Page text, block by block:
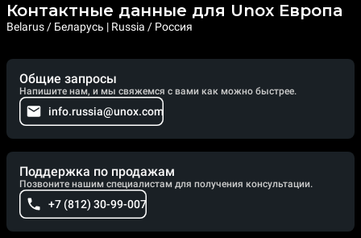
Контактные данные для Unox Европа
Belarus / Беларусь | Russia / Россия
Общие запросы
Напишите нам, и мы свяжемся с вами как можно быстрее.
info.russia@unox.com
Поддержка по продажам
Позвоните нашим специалистам для получения консультации.
+7 (812) 30-99-007